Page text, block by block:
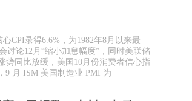
CPI录得6.6%，为1982年8月以来最
讨论12月“缩小加息幅度”，同时美联储
势同比放缓，美国10月份消费者信心指
9 月 ISM 美国制造业 PMI 为